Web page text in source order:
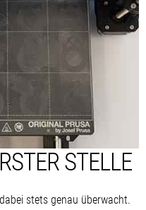
STELLE
stets genau überwacht.